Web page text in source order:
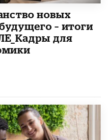
новых
– итоги
для